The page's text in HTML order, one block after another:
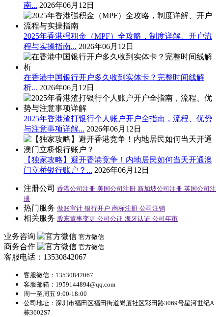
南... 2026年06月12日
2025年香港强积金（MPF）全攻略，制度详解、开户流
程与实操指南... 2026年06月12日
在香港中国银行开户多久收到实体卡？完整时间线解
析... 2026年06月12日
2025年香港渣打银行个人账户开户全指南，流程、优势
与注意事项详解... 2026年06月12日
【独家攻略】避开香港竞争！内地居民如何当天开通澳
门立桥银行账户？... 2026年06月12日
注册公司 香港公司注册 美国公司注册 新加坡公司注册 英国公司注
册
热门服务 做账审计 银行开户 商标注册 公司注销
相关服务 股东董事变更 公司公证 海牙认证 公司年审
业务咨询 官方微信
商务合作 官方微信
客服电话：13530842067
客服微信：13530842067
客服邮箱：1959144894@qq.com
周一至周五 9:00-18:00
公司地址：深圳市福田区福田街道岗厦社区彩田路3069号星河世纪A
栋3602S7